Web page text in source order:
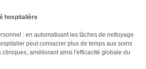
hospitalière
: en automatisant les tâches de nettoyage
peut consacrer plus de temps aux soins
cliniques, améliorant ainsi l'efficacité globale du